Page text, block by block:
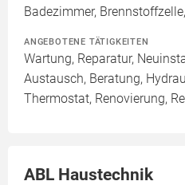
Badezimmer,
ANGEBOTENE TÄTIGKEITEN
Wartung, Reparatur,
Austausch, Beratung,
Thermostat, Renovierung,
ABL Haustechnik